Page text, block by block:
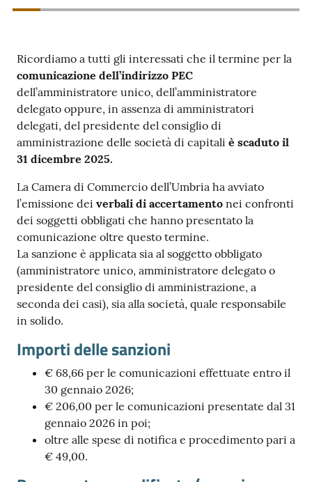
il
L'Impresa
Digitale
Ac
ce
di
Re
gis
tra
ti
Seguici
Ricordiamo a tutti gli interessati che il termine per la
comunicazione dell’indirizzo PEC
dell’amministratore unico, dell’amministratore
delegato oppure, in assenza di amministratori
delegati, del presidente del consiglio di
amministrazione delle società di capitali è scaduto il
31 dicembre 2025.
La Camera di Commercio dell’Umbria ha avviato
l’emissione dei verbali di accertamento nei confronti
dei soggetti obbligati che hanno presentato la
comunicazione oltre questo termine.
La sanzione è applicata sia al soggetto obbligato
(amministratore unico, amministratore delegato o
presidente del consiglio di amministrazione, a
seconda dei casi), sia alla società, quale responsabile
in solido.
Importi delle sanzioni
€ 68,66 per le comunicazioni effettuate entro il
30 gennaio 2026;
€ 206,00 per le comunicazioni presentate dal 31
gennaio 2026 in poi;
oltre alle spese di notifica e procedimento pari a
€ 49,00.